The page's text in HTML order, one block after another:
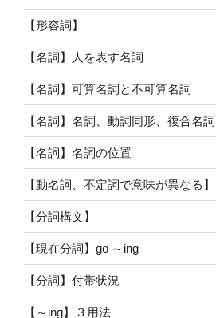
【形容詞】
【名詞】人を表す名詞
【名詞】可算名詞と不可算名詞
【名詞】名詞、動詞同形、複合名
【名詞】名詞の位置
【動名詞、不定詞で意味が異なる】
【分詞構文】
【現在分詞】go ～ing
【分詞】付帯状況
【～ing】３用法